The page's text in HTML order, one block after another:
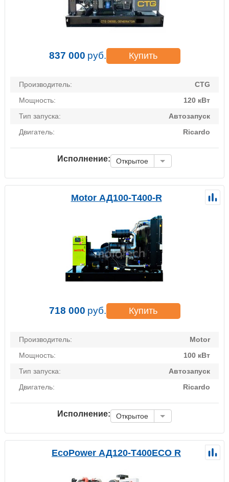
837 000 руб. Купить
Производитель:
CTG
Мощность:
120 кВт
Тип запуска:
Автозапуск
Двигатель:
Ricardo
Исполнение: Открытое
Motor АД100-Т400-R
718 000 руб. Купить
Производитель:
Motor
Мощность:
100 кВт
Тип запуска:
Автозапуск
Двигатель:
Ricardo
Исполнение: Открытое
EcoPower АД120-T400ECO R